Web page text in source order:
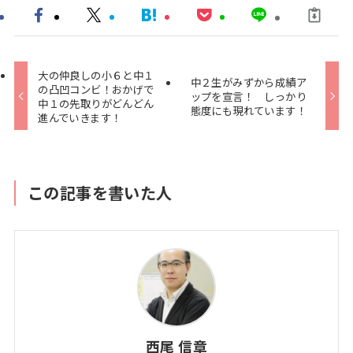
大の仲良しの小６と中１
の凸凹コンビ！おかげで
中１の先取りがどんどん
進んでいきます！
中２生がみずから成績ア
ップを宣言！ しっかり
態度にも現れています！
この記事を書いた人
西尾 信章